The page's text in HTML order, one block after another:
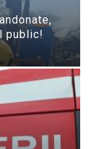
public!